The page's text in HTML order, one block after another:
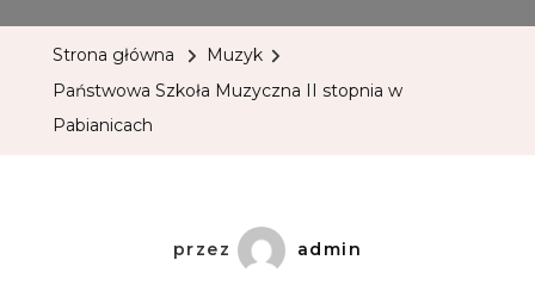
Strona główna
Muzyk
Państwowa Szkoła Muzyczna II stopnia w
Pabianicach
przez admin